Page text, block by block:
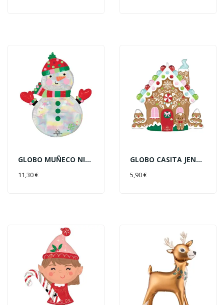
GLOBO MUÑECO NIEVE HOL.66X78C
11,30 €
GLOBO CASITA JENGIBRE 68X68CM
5,90 €